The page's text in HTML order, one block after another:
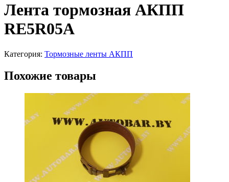
Лента тормозная АКПП
RE5R05A
Категория: Тормозные ленты АКПП
Похожие товары